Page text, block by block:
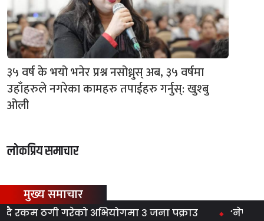
३५ वर्ष के भयो भनेर प्रश्न नसोध्नुस् अब, ३५ वर्षमा
उहाँहरुले नगरेका कामहरु तपाईहरु गर्नुस्: खुश्बु
ओली
लोकप्रिय समाचार
मुख्य समाचार
ठगी गरेको अभियोगमा ३ जना पक्राउ ‘नेपाली